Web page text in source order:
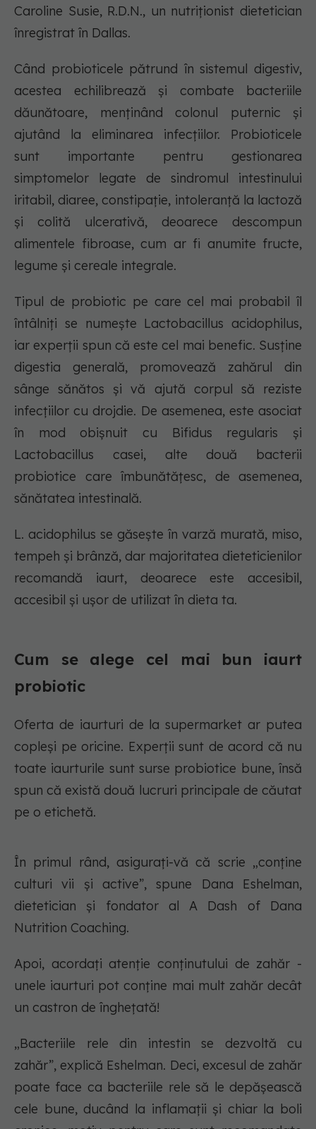
Caroline Susie, R.D.N., un nutriționist dietetician
înregistrat în Dallas.
Când probioticele pătrund în sistemul digestiv,
acestea echilibrează și combate bacteriile
dăunătoare, menținând colonul puternic și
ajutând la eliminarea infecțiilor. Probioticele
sunt importante pentru gestionarea
simptomelor legate de sindromul intestinului
iritabil, diaree, constipație, intoleranță la lactoză
și colită ulcerativă, deoarece descompun
alimentele fibroase, cum ar fi anumite fructe,
legume și cereale integrale.
Tipul de probiotic pe care cel mai probabil îl
întâlniți se numește Lactobacillus acidophilus,
iar experții spun că este cel mai benefic. Susține
digestia generală, promovează zahărul din
sânge sănătos și vă ajută corpul să reziste
infecțiilor cu drojdie. De asemenea, este asociat
în mod obișnuit cu Bifidus regularis și
Lactobacillus casei, alte două bacterii
probiotice care îmbunătățesc, de asemenea,
sănătatea intestinală.
L. acidophilus se găsește în varză murată, miso,
tempeh și brânză, dar majoritatea dieteticienilor
recomandă iaurt, deoarece este accesibil,
accesibil și ușor de utilizat în dieta ta.
Cum se alege cel mai bun iaurt
probiotic
Oferta de iaurturi de la supermarket ar putea
copleși pe oricine. Experții sunt de acord că nu
toate iaurturile sunt surse probiotice bune, însă
spun că există două lucruri principale de căutat
pe o etichetă.
În primul rând, asigurați-vă că scrie „conține
culturi vii și active”, spune Dana Eshelman,
dietetician și fondator al A Dash of Dana
Nutrition Coaching.
Apoi, acordați atenție conținutului de zahăr -
unele iaurturi pot conține mai mult zahăr decât
un castron de înghețată!
„Bacteriile rele din intestin se dezvoltă cu
zahăr”, explică Eshelman. Deci, excesul de zahăr
poate face ca bacteriile rele să le depășească
cele bune, ducând la inflamații și chiar la boli